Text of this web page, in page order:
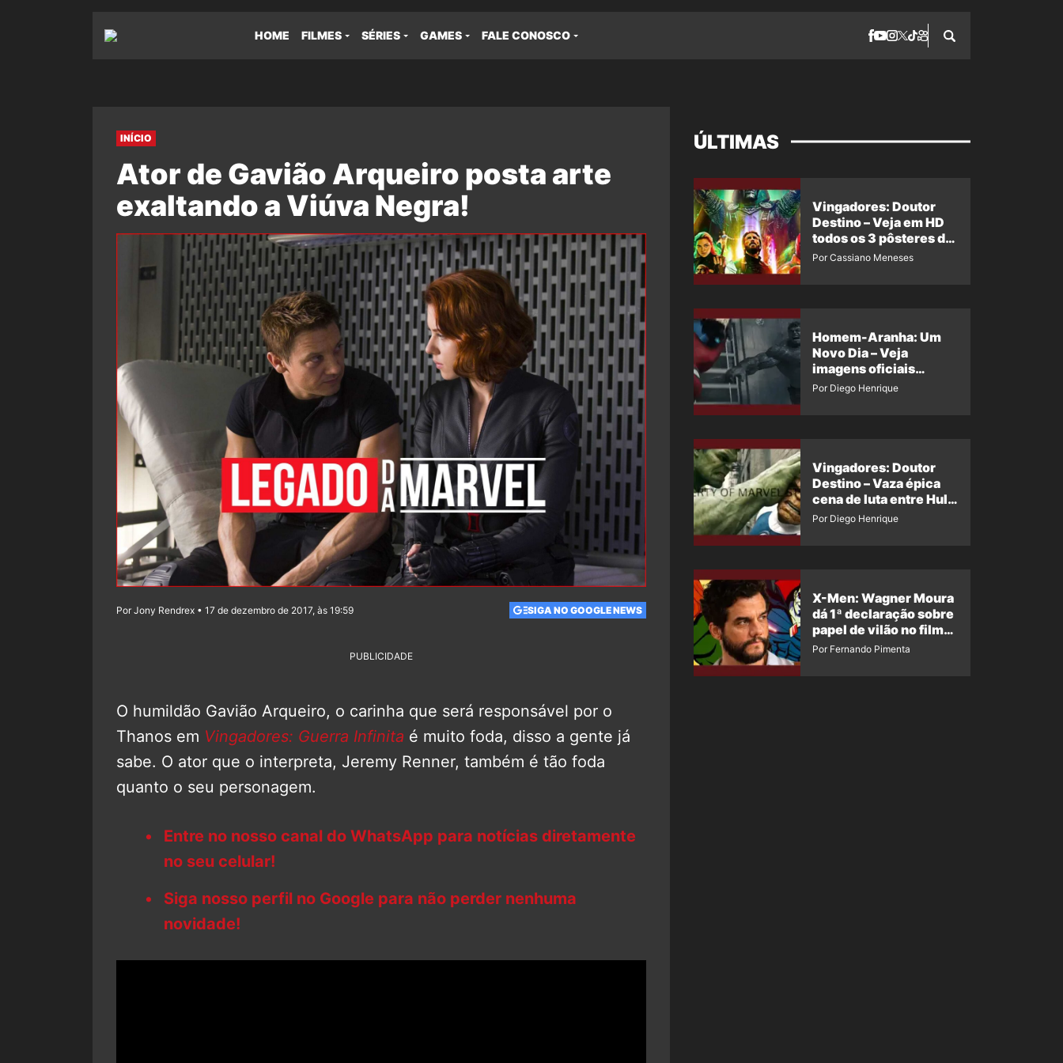
HOME FILMES SÉRIES GAMES FALE CONOSCO
INÍCIO
Ator de Gavião Arqueiro posta arte
exaltando a Viúva Negra!
Por Jony Rendrex • 17 de dezembro de 2017, às 19:59 SIGA NO GOOGLE NEWS
PUBLICIDADE
O humildão Gavião Arqueiro, o carinha que será responsável por o
Thanos em Vingadores: Guerra Infinita é muito foda, disso a gente já
sabe. O ator que o interpreta, Jeremy Renner, também é tão foda
quanto o seu personagem.
Entre no nosso canal do WhatsApp para notícias diretamente
no seu celular!
Siga nosso perfil no Google para não perder nenhuma
novidade!
ÚLTIMAS
Vingadores: Doutor
Destino – Veja em HD
todos os 3 pôsteres de
‘Doomsday’ + 1 imagem
Por Cassiano Meneses
Homem-Aranha: Um
Novo Dia – Veja
imagens oficiais
descartadas do Hulk
Por Diego Henrique
Vingadores: Doutor
Destino – Vaza épica
cena de luta entre Hulk
e o Coisa
Por Diego Henrique
X-Men: Wagner Moura
dá 1ª declaração sobre
papel de vilão no filme
da Marvel
Por Fernando Pimenta